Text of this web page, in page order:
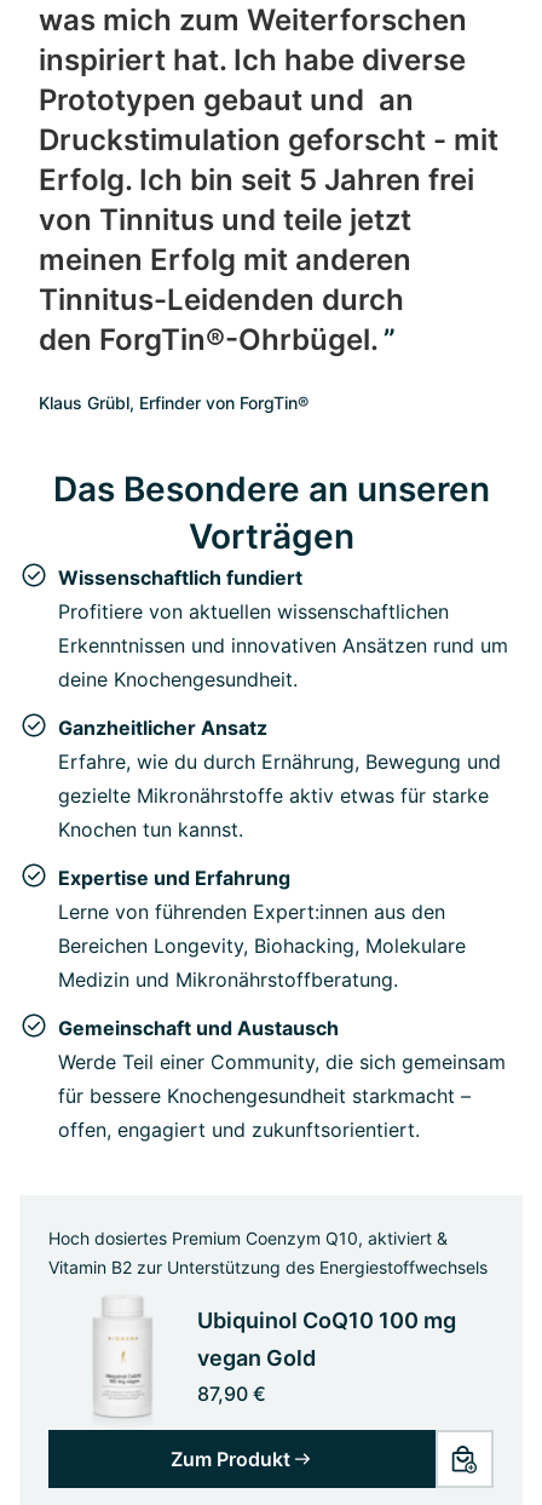
was mich zum Weiterforschen
inspiriert hat. Ich habe diverse
Prototypen gebaut und an
Druckstimulation geforscht - mit
Erfolg. Ich bin seit 5 Jahren frei
von Tinnitus und teile jetzt
meinen Erfolg mit anderen
Tinnitus-Leidenden durch
den ForgTin®-Ohrbügel.
Klaus Grübl, Erfinder von ForgTin®
Das Besondere an unseren
Vorträgen
Wissenschaftlich fundiert
Profitiere von aktuellen wissenschaftlichen
Erkenntnissen und innovativen Ansätzen rund um
deine Knochengesundheit.
Ganzheitlicher Ansatz
Erfahre, wie du durch Ernährung, Bewegung und
gezielte Mikronährstoffe aktiv etwas für starke
Knochen tun kannst.
Expertise und Erfahrung
Lerne von führenden Expert:innen aus den
Bereichen Longevity, Biohacking, Molekulare
Medizin und Mikronährstoffberatung.
Gemeinschaft und Austausch
Werde Teil einer Community, die sich gemeinsam
für bessere Knochengesundheit starkmacht –
offen, engagiert und zukunftsorientiert.
Hoch dosiertes Premium Coenzym Q10, aktiviert &
Vitamin B2 zur Unterstützung des Energiestoffwechsels
Ubiquinol CoQ10 100 mg
vegan Gold
87,90 €
Zum Produkt